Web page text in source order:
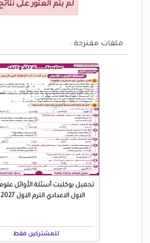
لم يتم العثور على
ملفات مقترحة :
تحميل بوكليت أسئلة الأوائل
الاول الاعدادي الترم الاول 2027 PDF
للمشتركين فقط